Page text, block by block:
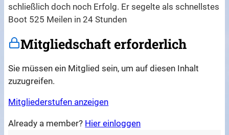
schließlich doch noch Erfolg. Er segelte als schnellstes
Boot 525 Meilen in 24 Stunden
Mitgliedschaft erforderlich
Sie müssen ein Mitglied sein, um auf diesen Inhalt
zuzugreifen.
Mitgliederstufen anzeigen
Already a member? Hier einloggen